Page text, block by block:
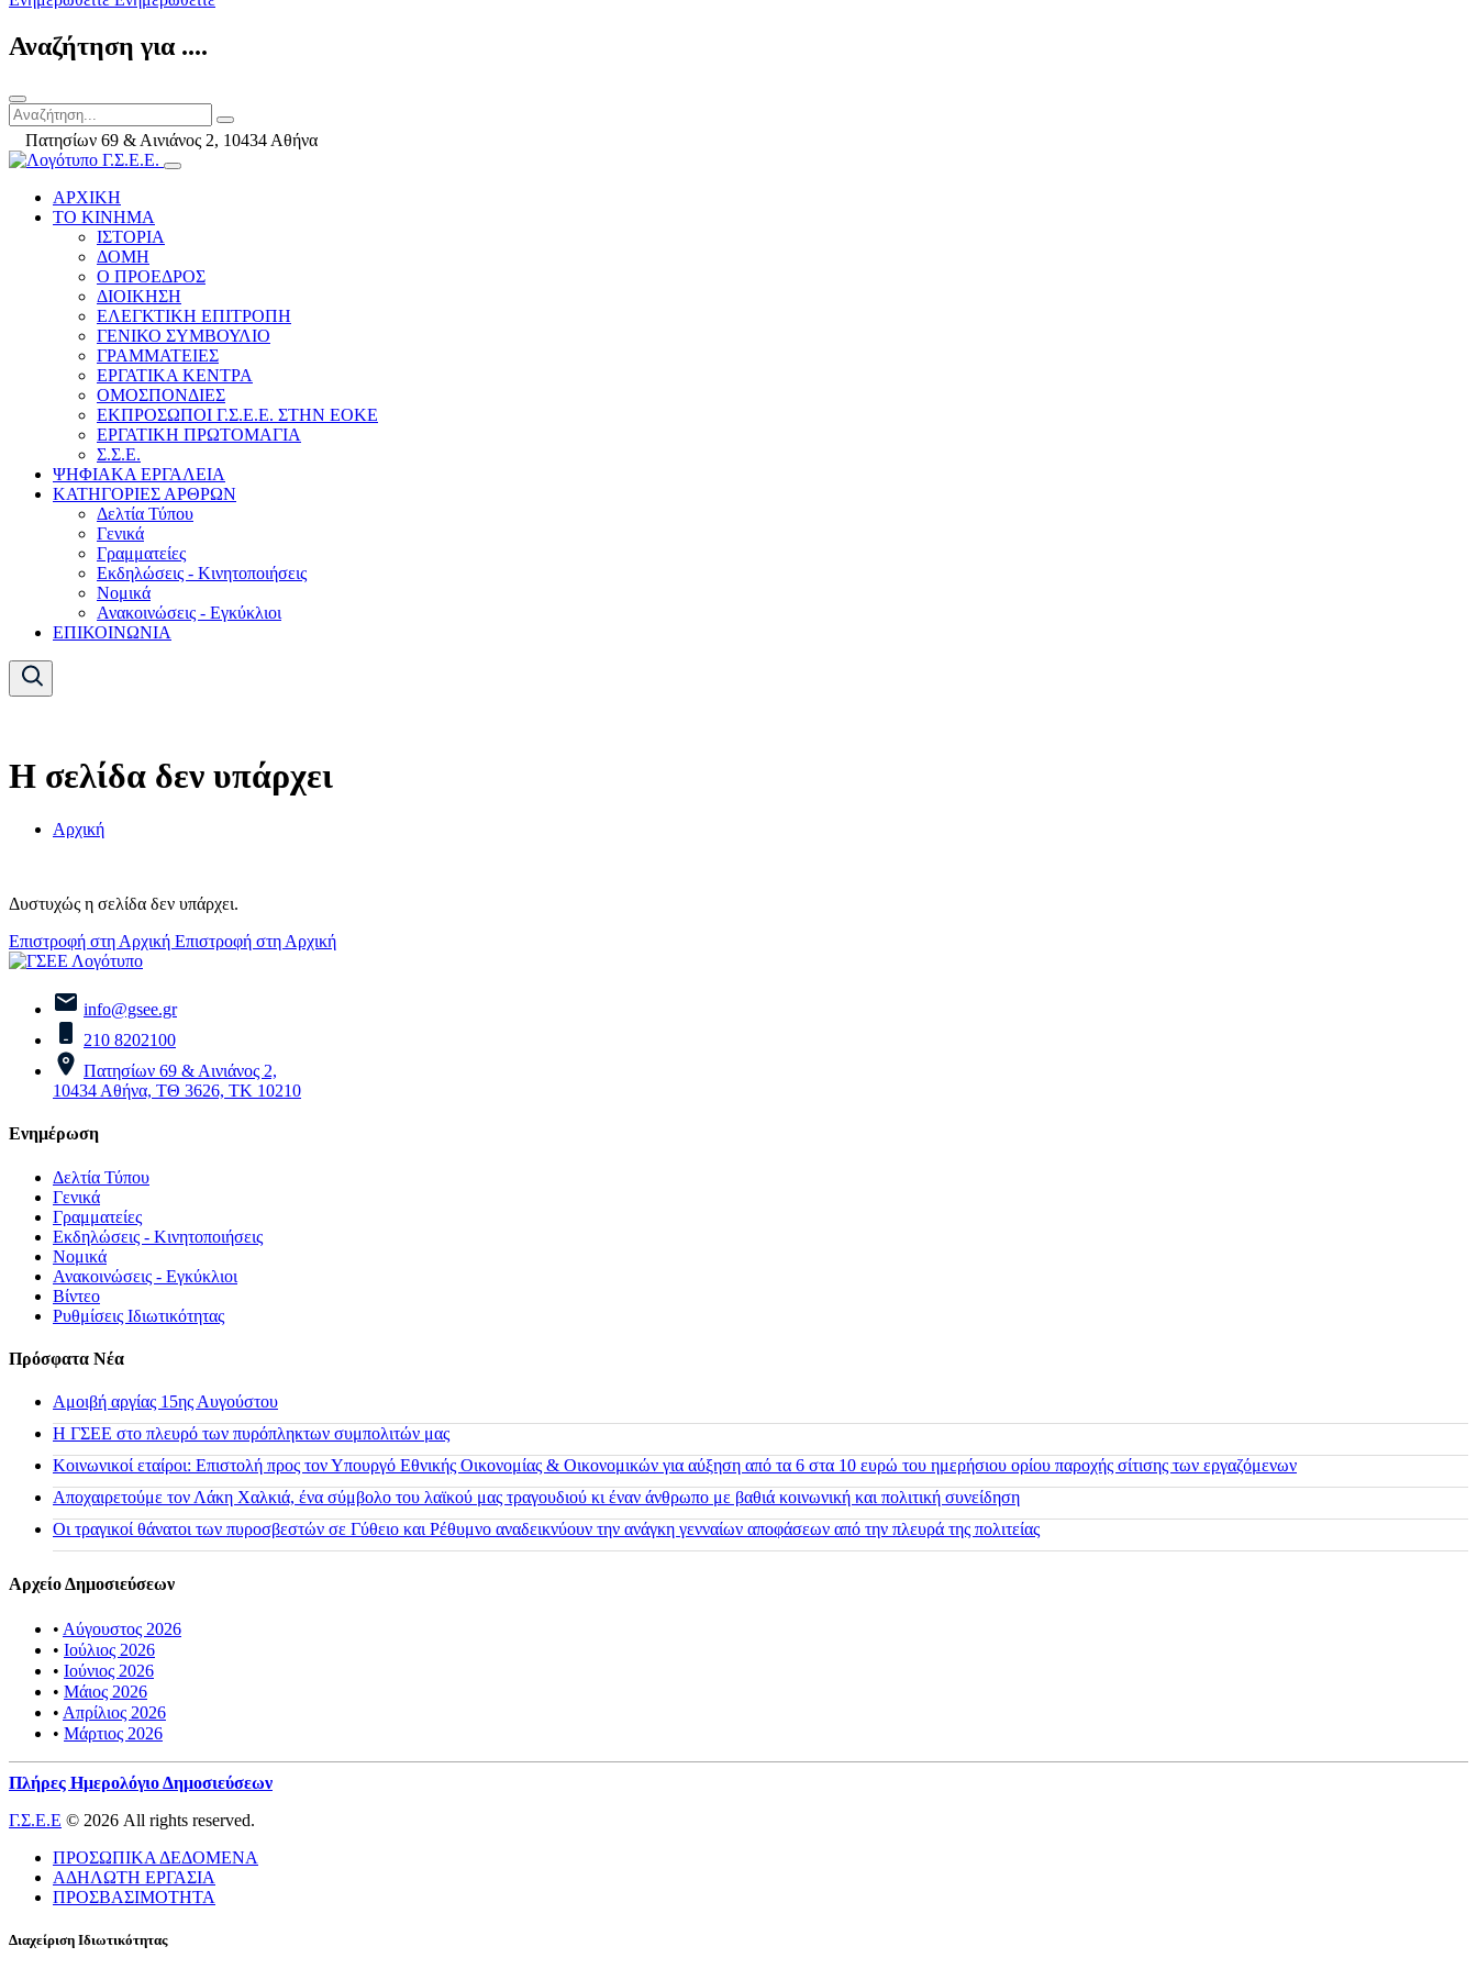
Αναζήτηση για ....
Πατησίων 69 & Αινιάνος 2, 10434 Αθήνα
ΑΡΧΙΚΗ
ΤΟ ΚΙΝΗΜΑ
ΙΣΤΟΡΙΑ
ΔΟΜΗ
Ο ΠΡΟΕΔΡΟΣ
ΔΙΟΙΚΗΣΗ
ΕΛΕΓΚΤΙΚΗ ΕΠΙΤΡΟΠΗ
ΓΕΝΙΚΟ ΣΥΜΒΟΥΛΙΟ
ΓΡΑΜΜΑΤΕΙΕΣ
ΕΡΓΑΤΙΚΑ ΚΕΝΤΡΑ
ΟΜΟΣΠΟΝΔΙΕΣ
ΕΚΠΡΟΣΩΠΟΙ Γ.Σ.Ε.Ε. ΣΤΗΝ ΕΟΚΕ
ΕΡΓΑΤΙΚΗ ΠΡΩΤΟΜΑΓΙΑ
Σ.Σ.Ε.
ΨΗΦΙΑΚΑ ΕΡΓΑΛΕΙΑ
ΚΑΤΗΓΟΡΙΕΣ ΑΡΘΡΩΝ
Δελτία Τύπου
Γενικά
Γραμματείες
Εκδηλώσεις - Κινητοποιήσεις
Νομικά
Ανακοινώσεις - Εγκύκλιοι
ΕΠΙΚΟΙΝΩΝΙΑ
Η σελίδα δεν υπάρχει
Αρχική
Δυστυχώς η σελίδα δεν υπάρχει.
Επιστροφή στη Αρχική Επιστροφή στη Αρχική
info@gsee.gr
210 8202100
Πατησίων 69 & Αινιάνος 2,
10434 Αθήνα, ΤΘ 3626, ΤΚ 10210
Ενημέρωση
Δελτία Τύπου
Γενικά
Γραμματείες
Εκδηλώσεις - Κινητοποιήσεις
Νομικά
Ανακοινώσεις - Εγκύκλιοι
Βίντεο
Ρυθμίσεις Ιδιωτικότητας
Πρόσφατα Νέα
Αμοιβή αργίας 15ης Αυγούστου
H ΓΣΕΕ στο πλευρό των πυρόπληκτων συμπολιτών μας
Κοινωνικοί εταίροι: Επιστολή προς τον Υπουργό Εθνικής Οικονομίας & Οικονομικών για αύξηση από τα 6 στα 10 ευρώ του ημερήσιου ορίου παροχής σίτισης των εργαζόμενων
Αποχαιρετούμε τον Λάκη Χαλκιά, ένα σύμβολο του λαϊκού μας τραγουδιού κι έναν άνθρωπο με βαθιά κοινωνική και πολιτική συνείδηση
Οι τραγικοί θάνατοι των πυροσβεστών σε Γύθειο και Ρέθυμνο αναδεικνύουν την ανάγκη γενναίων αποφάσεων από την πλευρά της πολιτείας
Αρχείο Δημοσιεύσεων
• Αύγουστος 2026
• Ιούλιος 2026
• Ιούνιος 2026
• Μάιος 2026
• Απρίλιος 2026
• Μάρτιος 2026
Πλήρες Ημερολόγιο Δημοσιεύσεων
Γ.Σ.Ε.Ε © 2026 All rights reserved.
ΠΡΟΣΩΠΙΚΑ ΔΕΔΟΜΕΝΑ
ΑΔΗΛΩΤΗ ΕΡΓΑΣΙΑ
ΠΡΟΣΒΑΣΙΜΟΤΗΤΑ
Διαχείριση Ιδιωτικότητας